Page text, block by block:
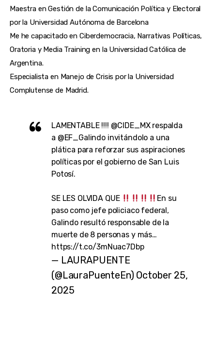
Maestra en Gestión de la Comunicación Política y Electoral
por la Universidad Autónoma de Barcelona
Me he capacitado en Ciberdemocracia, Narrativas Políticas,
Oratoria y Media Training en la Universidad Católica de
Argentina.
Especialista en Manejo de Crisis por la Universidad
Complutense de Madrid.
LAMENTABLE !!!! @CIDE_MXrespalda
a @EF_Galindo invitándolo a una
plática para reforzar sus aspiraciones
políticas por el gobierno de San Luis
Potosí.
SE LES OLVIDA QUE
En su
paso como jefe policiaco federal,
Galindo resultó responsable de la
muerte de 8 personas y más…
https://t.co/3mNuac7Dbp
— LAURAPUENTE
(@LauraPuenteEn) October 25,
2025